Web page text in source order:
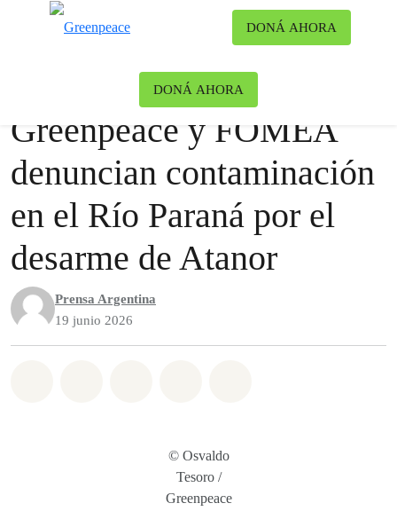
DONÁ AHORA
DONÁ AHORA
Contaminación
Greenpeace y FOMEA
denuncian contaminación
en el Río Paraná por el
desarme de Atanor
Prensa Argentina
19 junio 2026
© Osvaldo
Tesoro /
Greenpeace